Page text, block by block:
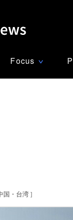
Focus ∨
国・台湾 ]